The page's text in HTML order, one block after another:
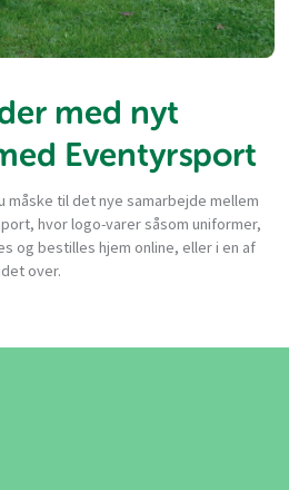
med nyt
Eventyrsport
måske til det nye samarbejde mellem
hvor logo-varer såsom uniformer,
og bestilles hjem online, eller i en af
over.